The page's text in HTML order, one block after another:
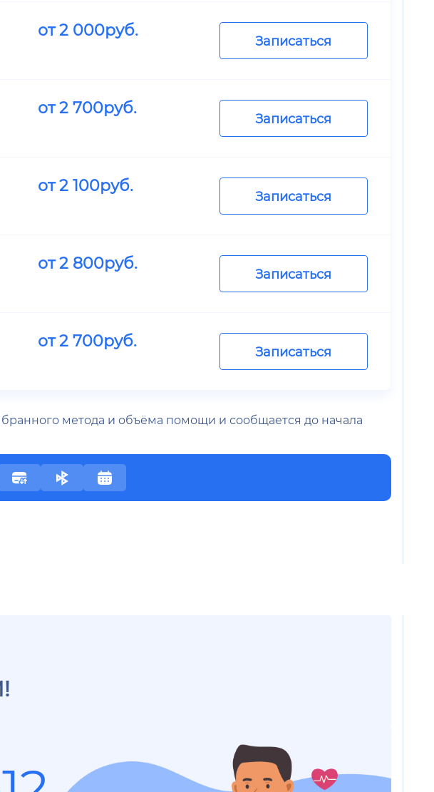
от2 000руб.
Записаться
от2 700руб.
Записаться
от2 100руб.
Записаться
от2 800руб.
Записаться
от2 700руб.
Записаться
метода и объёма помощи и сообщается до начала